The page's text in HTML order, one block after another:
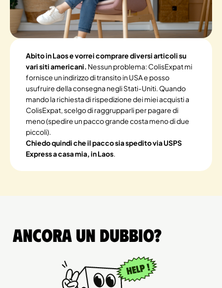
Abito in Laos e vorrei comprare diversi articoli su
vari siti americani. Nessun problema: ColisExpat mi
fornisce un indirizzo di transito in USA e posso
usufruire della consegna negli Stati-Uniti. Quando
mando la richiesta di rispedizione dei miei acquisti a
ColisExpat, scelgo di raggrupparli per pagare di
meno (spedire un pacco grande costa meno di due
piccoli).
Chiedo quindi che il pacco sia spedito via USPS
Express a casa mia, in Laos.
Ancora un dubbio?